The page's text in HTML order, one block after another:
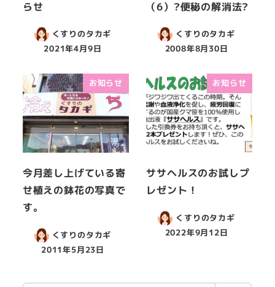
らせ
くすりのタカギ
2021年4月9日
（6）?便秘の解消法?
くすりのタカギ
2008年8月30日
お知らせ
今月差し上げている寄
せ植えの鉢花の写真で
す。
くすりのタカギ
2011年5月23日
お知らせ
ササヘルスのお試しプ
レゼント！
くすりのタカギ
2022年9月12日